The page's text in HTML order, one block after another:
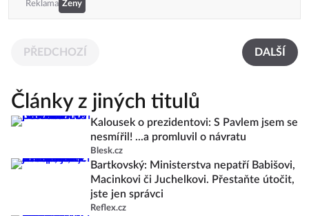
Reklama Ženy
PŘEDCHOZÍ DALŠÍ
Články z jiných titulů
Kalousek o prezidentovi: S Pavlem jsem se
nesmířil! ...a promluvil o návratu
Blesk.cz
Bartkovský: Ministerstva nepatří Babišovi,
Macinkovi či Juchelkovi. Přestaňte útočit,
jste jen správci
Reflex.cz